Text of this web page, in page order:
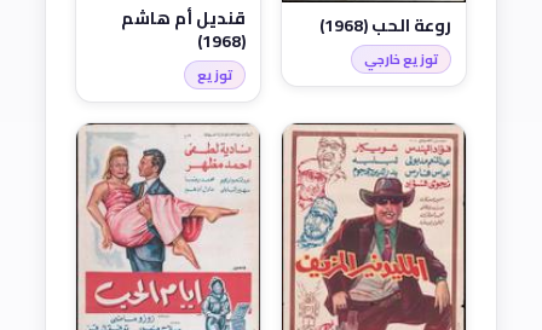
روعة الحب (1968)
توزيع خارجي
قنديل أم هاشم
(1968)
توزيع